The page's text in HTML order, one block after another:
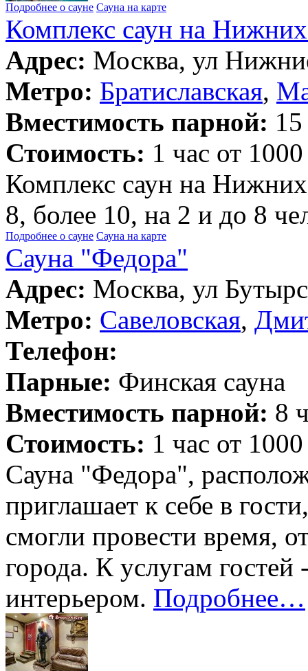
Подробнее о сауне Сауна на карте
Комплекс саун на
Адрес: Москва, ул
Метро: Братиславская,
Вместимость парной:
Стоимость: 1 час от
Комплекс саун на
8, более 10, на 2 и до 8
Подробнее о сауне Сауна на карте
Сауна "Федора"
Адрес: Москва, ул
Метро: Савеловская,
Телефон:
Парные: Финская сауна
Вместимость парной: 8
Стоимость: 1 час от
Сауна "Федора",
приглашает к себе в
смогли провести время,
города. К услугам
интерьером. Подробнее…